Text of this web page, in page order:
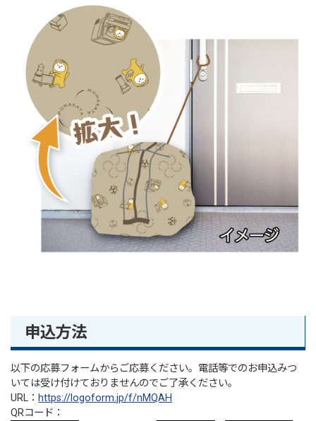
申込方法
以下の応募フォームからご応募ください。電話等でのお申込みつ
いては受け付けておりませんのでご了承ください。
URL： https://logoform.jp/f/nMQAH
QRコード：